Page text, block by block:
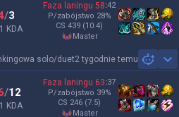
/3
KDA
Faza laningu 58:42
P/zabójstwo 28%
CS 439 (10.4)
master
solo/duet2 tygodnie temu
/12
KDA
Faza laningu 63:37
P/zabójstwo 39%
CS 246 (7.5)
master